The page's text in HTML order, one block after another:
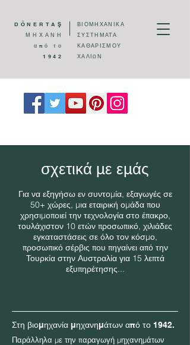
DÖNERTAŞ
ΜΗΧΑΝΗ
από το
1942
ΒΙΟΜΗΧΑΝΙΚΑ
ΣΥΣΤΗΜΑΤΑ
ΚΑΘΑΡΙΣΜΟΥ
ΧΑΛΙΩΝ
σχετικά με εμάς
Για να εξηγήσω εν συντομία, εξαγωγές σε
50+ χώρες, μια εταιρική ομάδα που
χρησιμοποιεί την τεχνολογία στο έπακρο,
τουλάχιστον 10 ετών προσωπικό, χιλιάδες
εγκαταστάσεις σε όλο τον κόσμο,
προσωπικό σέρβις που πηγαίνει από την
Τουρκία στην Αυστραλία για 15 λεπτά
εξυπηρέτησης...
Στη βιομηχανία μηχανημάτων από το 1942.
Παράλληλα με την παραγωγή μηχανημάτων